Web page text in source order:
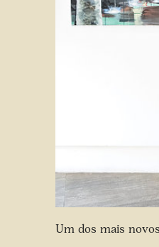
Um dos mais